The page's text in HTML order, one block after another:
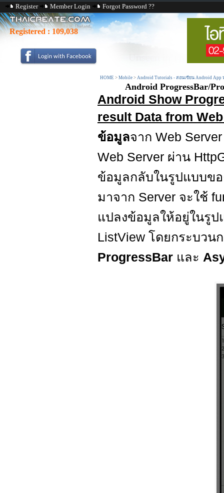
Register Member Login Forgot Password ??
Registered : 109,038
HOME > Mobile > Android Tutorials - สอนเขียน Android App
Android ProgressBar/
Android Show
result Data from
ข้อมูลจาก Web
Web Server ผ่าน
ข้อมูลกลับในรูปแบบข
มาจาก Server จะใช้
แปลงข้อมูลให้อยู่ในรู
ListView โดยกระบว
ProgressBar และ